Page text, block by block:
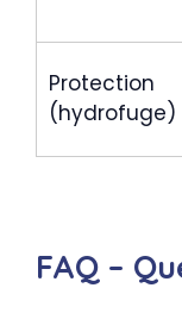
Protection
(hydrofuge)
FAQ –